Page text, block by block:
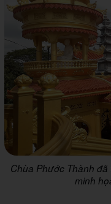
Chùa Phước Thành
minh